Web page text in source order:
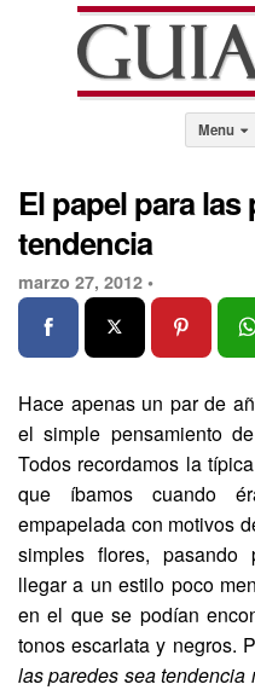
Menu
El papel para las
tendencia
marzo 27, 2012 •
Hace apenas un par de
el simple pensamiento
Todos recordamos la
que íbamos cuando
empapelada con motivos
simples flores, pasando
llegar a un estilo poco
en el que se podían
tonos escarlata y negros.
las paredes sea